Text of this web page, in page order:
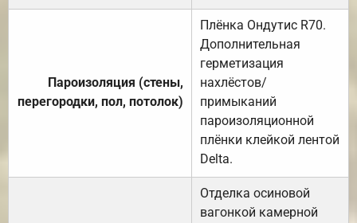
Пароизоляция (стены,
перегородки, пол, потолок)
Плёнка Ондутис R70.
Дополнительная
герметизация
нахлёстов/
примыканий
пароизоляционной
плёнки клейкой лентой
Delta.
Отделка осиновой
вагонкой камерной